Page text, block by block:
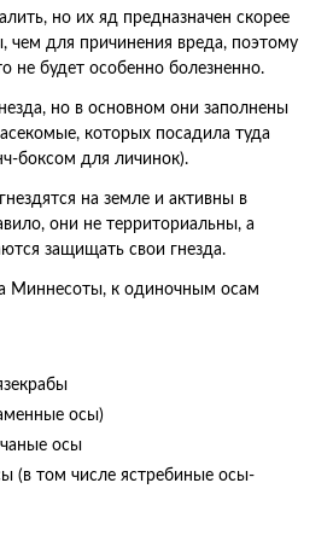
но их яд предназначен скорее
чем для причинения вреда, поэтому
не будет особенно болезненно.
но в основном они заполнены
которых посадила туда
боксом для личинок).
на земле и активны в
они не территориальны, а
защищать свои гнезда.
Миннесоты, к одиночным осам
осы)
осы
(в том числе ястребиные осы-